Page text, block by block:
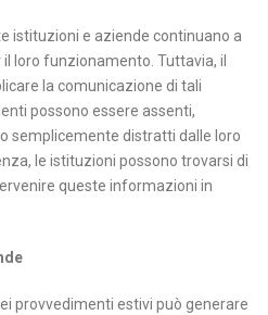
istituzioni e aziende continuano a
loro funzionamento. Tuttavia, il
la comunicazione di tali
possono essere assenti,
semplicemente distratti dalle loro
le istituzioni possono trovarsi di
queste informazioni in
provvedimenti estivi può generare